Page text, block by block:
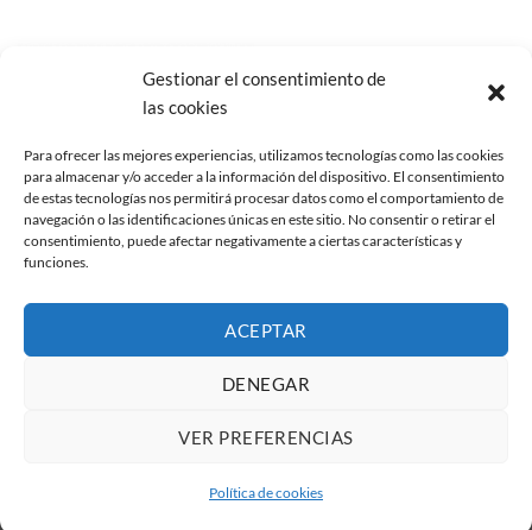
Gestionar el consentimiento de
las cookies
Para ofrecer las mejores experiencias, utilizamos tecnologías como las cookies
para almacenar y/o acceder a la información del dispositivo. El consentimiento
de estas tecnologías nos permitirá procesar datos como el comportamiento de
navegación o las identificaciones únicas en este sitio. No consentir o retirar el
consentimiento, puede afectar negativamente a ciertas características y
funciones.
ACEPTAR
DENEGAR
VER PREFERENCIAS
Política de cookies
Añadir
a la
deseos
26,45€ IVA no incluido
Soluciones informáticas